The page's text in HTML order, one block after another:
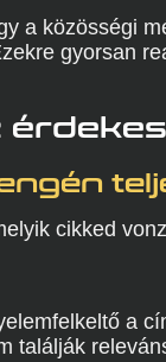
a közösségi
gyorsan
cikked
a
találják